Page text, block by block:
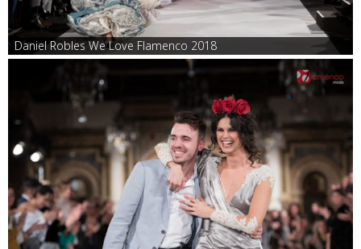
Daniel Robles We Love Flamenco 2018